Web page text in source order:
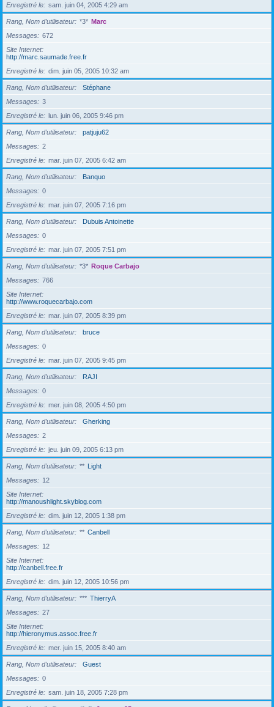
Enregistré le
sam. juin 04, 2005 4:29 am
Rang, Nom d’utilisateur *3* Marc
Messages
672
Site Internet
http://marc.saumade.free.fr
Enregistré le
dim. juin 05, 2005 10:32 am
Rang, Nom d’utilisateur
Stéphane
Messages
3
Enregistré le
lun. juin 06, 2005 9:46 pm
Rang, Nom d’utilisateur
patjuju62
Messages
2
Enregistré le
mar. juin 07, 2005 6:42 am
Rang, Nom d’utilisateur
Banquo
Messages
0
Enregistré le
mar. juin 07, 2005 7:16 pm
Rang, Nom d’utilisateur
Dubuis Antoinette
Messages
0
Enregistré le
mar. juin 07, 2005 7:51 pm
Rang, Nom d’utilisateur *3* Roque Carbajo
Messages
766
Site Internet
http://www.roquecarbajo.com
Enregistré le
mar. juin 07, 2005 8:39 pm
Rang, Nom d’utilisateur
bruce
Messages
0
Enregistré le
mar. juin 07, 2005 9:45 pm
Rang, Nom d’utilisateur
RAJI
Messages
0
Enregistré le
mer. juin 08, 2005 4:50 pm
Rang, Nom d’utilisateur
Gherking
Messages
2
Enregistré le
jeu. juin 09, 2005 6:13 pm
Rang, Nom d’utilisateur ** Light
Messages
12
Site Internet
http://manoushlight.skyblog.com
Enregistré le
dim. juin 12, 2005 1:38 pm
Rang, Nom d’utilisateur ** Canbell
Messages
12
Site Internet
http://canbell.free.fr
Enregistré le
dim. juin 12, 2005 10:56 pm
Rang, Nom d’utilisateur *** ThierryA
Messages
27
Site Internet
http://hieronymus.assoc.free.fr
Enregistré le
mer. juin 15, 2005 8:40 am
Rang, Nom d’utilisateur
Guest
Messages
0
Enregistré le
sam. juin 18, 2005 7:28 pm